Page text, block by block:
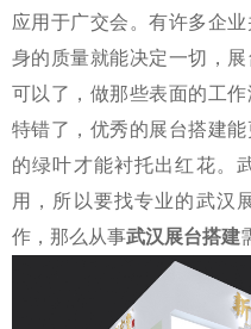
应用于广交会。有许多企
身的质量就能决定一切，
可以了，做那些表面的工
特错了，优秀的展台搭建
的绿叶才能衬托出红花。
用，所以要找专业的武汉
作，那么从事武汉展台搭建